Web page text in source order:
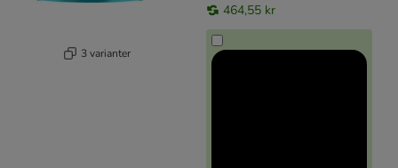
3 varianter
464,55 kr